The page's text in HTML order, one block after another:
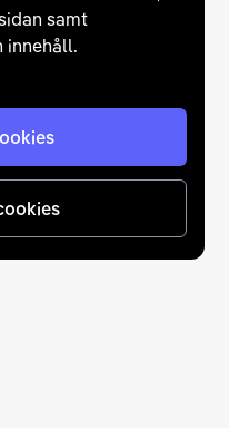
samt
innehåll.
en rad olika
dig trygg vid ditt köp
gällande